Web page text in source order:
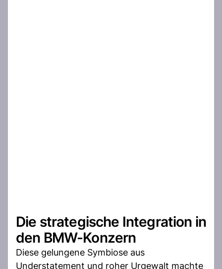
Die strategische Integration in
den BMW-Konzern
Diese gelungene Symbiose aus
Understatement und roher Urgewalt machte